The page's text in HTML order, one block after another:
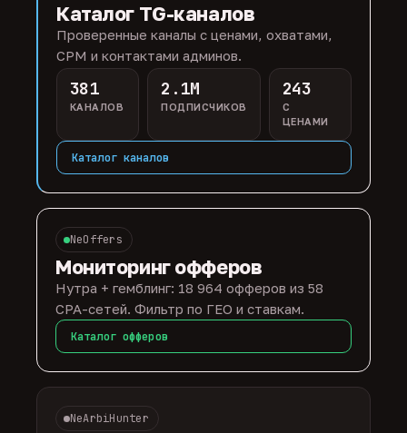
Каталог TG-каналов
Проверенные каналы с ценами, охватами,
CPM и контактами админов.
381
КАНАЛОВ
2.1M
ПОДПИСЧИКОВ
243
С
ЦЕНАМИ
Каталог каналов
NeOffers
Мониторинг офферов
Нутра + гемблинг: 18 964 офферов из 58
CPA-сетей. Фильтр по ГЕО и ставкам.
Каталог офферов
NeArbiHunter